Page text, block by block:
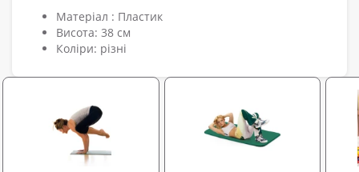
Матеріал : Пластик
Висота: 38 см
Коліри: різні